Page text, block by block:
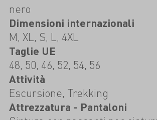
nero
Dimensioni internazionali
M, XL, S, L, 4XL
Taglie UE
48, 50, 46, 52, 54, 56
Attività
Escursione, Trekking
Attrezzatura - Pantaloni